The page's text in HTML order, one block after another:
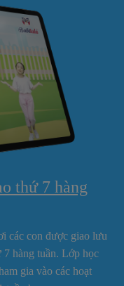
thứ 7 hàng
các con được giao lưu
hàng tuần. Lớp học
gia vào các hoạt